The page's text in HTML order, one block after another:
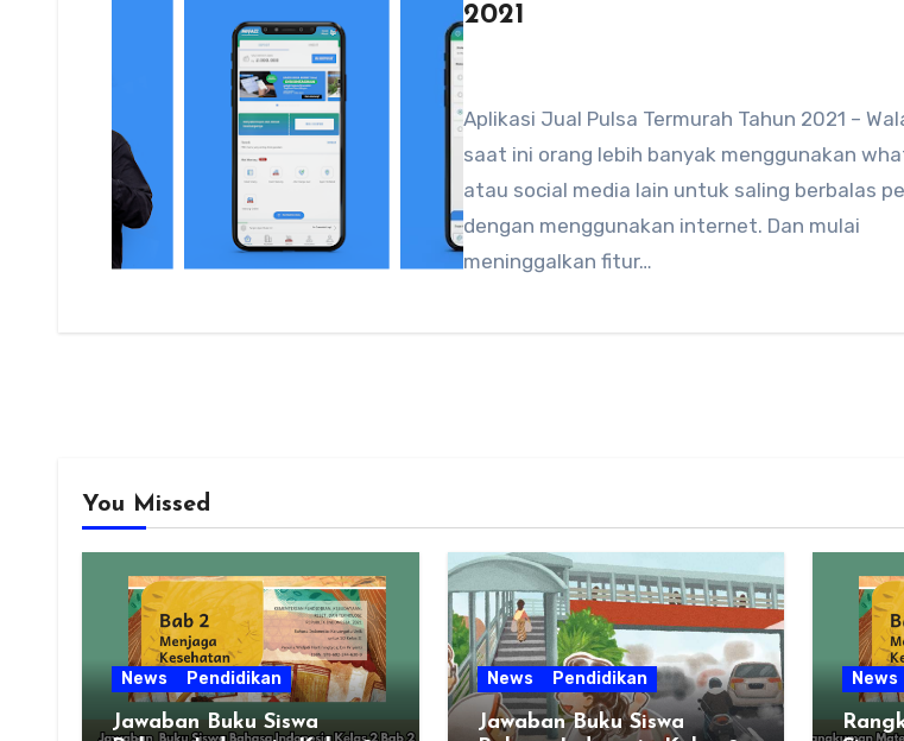
2021
Aplikasi Jual Pulsa Termurah Tahun 2021 –
saat ini orang lebih banyak menggunakan
atau social media lain untuk saling berbalas
dengan menggunakan internet. Dan mulai
meninggalkan fitur…
You Missed
News Pendidikan
Jawaban Buku Siswa
News Pendidikan
Jawaban Buku Siswa
News